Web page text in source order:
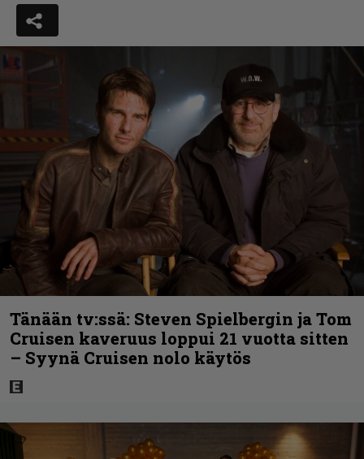
Tänään tv:ssä: Steven Spielbergin ja Tom
Cruisen kaveruus loppui 21 vuotta sitten
– Syynä Cruisen nolo käytös